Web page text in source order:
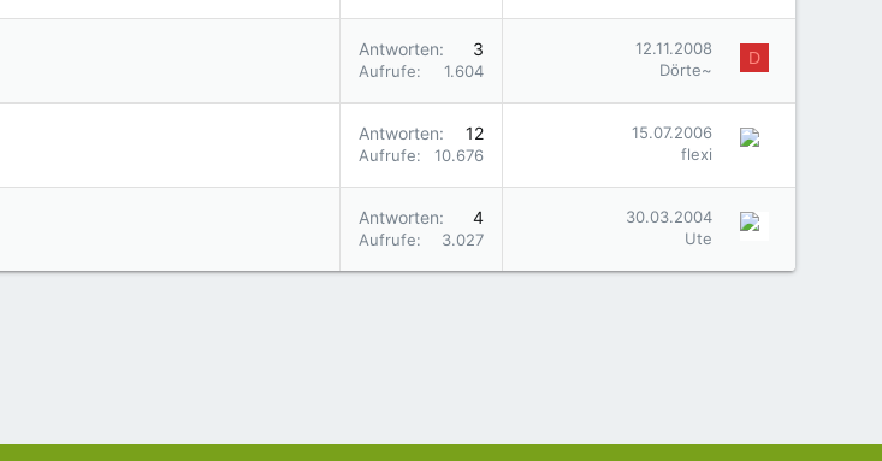
r
Antworten 3
Aufrufe 1.604
12.11.2008
Dörte~
D
Antworten 12
Aufrufe 10.676
15.07.2006
flexi
Antworten 4
Aufrufe 3.027
30.03.2004
Ute